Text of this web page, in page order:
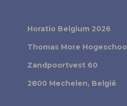
Horatio Belgium 2026
Thomas More Hogeschool
Zandpoortvest 60
2800 Mechelen, België.